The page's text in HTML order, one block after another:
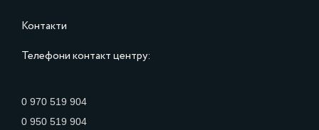
Контакти
Телефони контакт центру:
0 970 519 904
0 950 519 904